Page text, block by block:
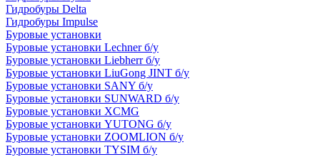
Гидробуры Delta
Гидробуры Impulse
Буровые установки
Буровые установки Lechner б/у
Буровые установки Liebherr б/у
Буровые установки LiuGong JINT б/у
Буровые установки SANY б/у
Буровые установки SUNWARD б/у
Буровые установки XCMG
Буровые установки YUTONG б/у
Буровые установки ZOOMLION б/у
Буровые установки TYSIM б/у